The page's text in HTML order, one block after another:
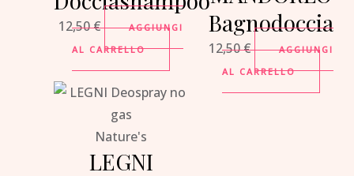
12,50€
AGGIUNGI
AL CARRELLO
Bagnodoccia
12,50€
AGGIUNGI
AL CARRELLO
Nature's
LEGNI